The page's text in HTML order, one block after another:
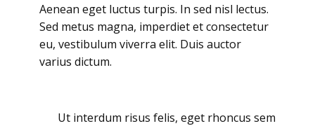
Aenean eget luctus turpis. In sed nisl lectus.
Sed metus magna, imperdiet et consectetur
eu, vestibulum viverra elit. Duis auctor
varius dictum.
Ut interdum risus felis, eget rhoncus sem